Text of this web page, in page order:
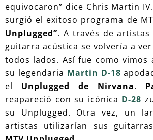
equivocaron” dice Chris Martin
surgió el exitoso programa de
Unplugged”. A través de artistas
guitarra acústica se volvería a
todos lados. Así fue como vimos
su legendaria Martin D-18
el Unplugged de Nirvana.
reapareció con su icónica D-28
su Unplugged. Otra vez, un
artistas utilizarían sus